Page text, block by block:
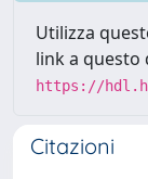
Utilizza
link a questo
https://
Citazioni